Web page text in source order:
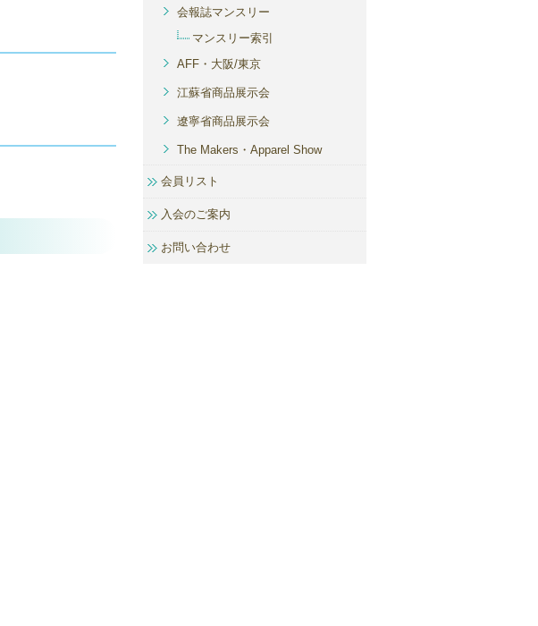
会報誌マンスリー
マンスリー索引
AFF・大阪/東京
江蘇省商品展示会
遼寧省商品展示会
The Makers・Apparel Show
会員リスト
入会のご案内
お問い合わせ